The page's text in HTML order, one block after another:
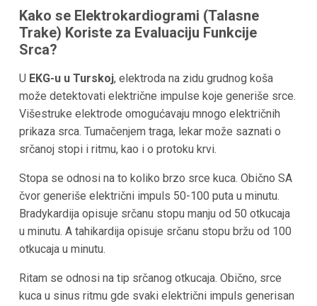
Kako se Elektrokardiogrami (Talasne
Trake) Koriste za Evaluaciju Funkcije
Srca?
U EKG-u u Turskoj, elektroda na zidu grudnog koša
može detektovati električne impulse koje generiše srce.
Višestruke elektrode omogućavaju mnogo električnih
prikaza srca. Tumačenjem traga, lekar može saznati o
srčanoj stopi i ritmu, kao i o protoku krvi.
Stopa se odnosi na to koliko brzo srce kuca. Obično SA
čvor generiše električni impuls 50-100 puta u minutu.
Bradykardija opisuje srčanu stopu manju od 50 otkucaja
u minutu. A tahikardija opisuje srčanu stopu bržu od 100
otkucaja u minutu.
Ritam se odnosi na tip srčanog otkucaja. Obično, srce
kuca u sinus ritmu gde svaki električni impuls generisan